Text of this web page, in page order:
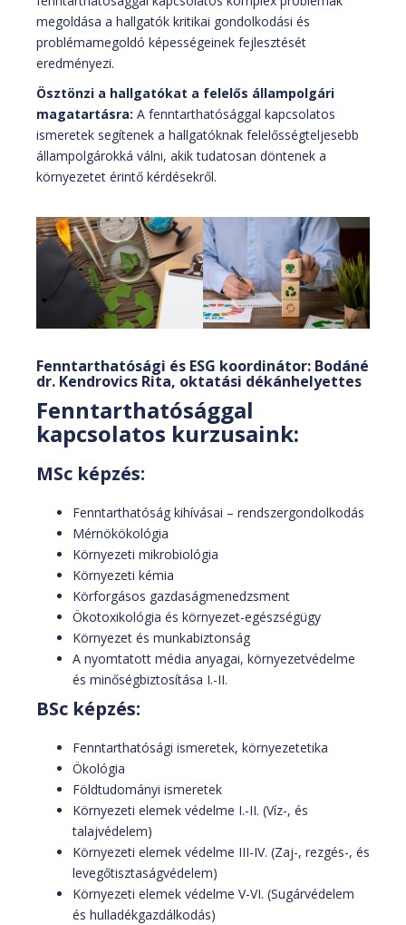
megoldása a hallgatók kritikai gondolkodási és
problémamegoldó képességeinek fejlesztését
eredményezi.
Ösztönzi a hallgatókat a felelős állampolgári
magatartásra: A fenntarthatósággal kapcsolatos
ismeretek segítenek a hallgatóknak felelősségteljesebb
állampolgárokká válni, akik tudatosan döntenek a
környezetet érintő kérdésekről.
Fenntarthatósági és ESG koordinátor: Bodáné
dr. Kendrovics Rita, oktatási dékánhelyettes
Fenntarthatósággal
kapcsolatos kurzusaink:
MSc képzés:
Fenntarthatóság kihívásai – rendszergondolkodás
Mérnökökológia
Környezeti mikrobiológia
Környezeti kémia
Körforgásos gazdaságmenedzsment
Ökotoxikológia és környezet-egészségügy
Környezet és munkabiztonság
A nyomtatott média anyagai, környezetvédelme
és minőségbiztosítása I.-II.
BSc képzés:
Fenntarthatósági ismeretek, környezetetika
Ökológia
Földtudományi ismeretek
Környezeti elemek védelme I.-II. (Víz-, és
talajvédelem)
Környezeti elemek védelme III-IV. (Zaj-, rezgés-, és
levegőtisztaságvédelem)
Környezeti elemek védelme V-VI. (Sugárvédelem
és hulladékgazdálkodás)